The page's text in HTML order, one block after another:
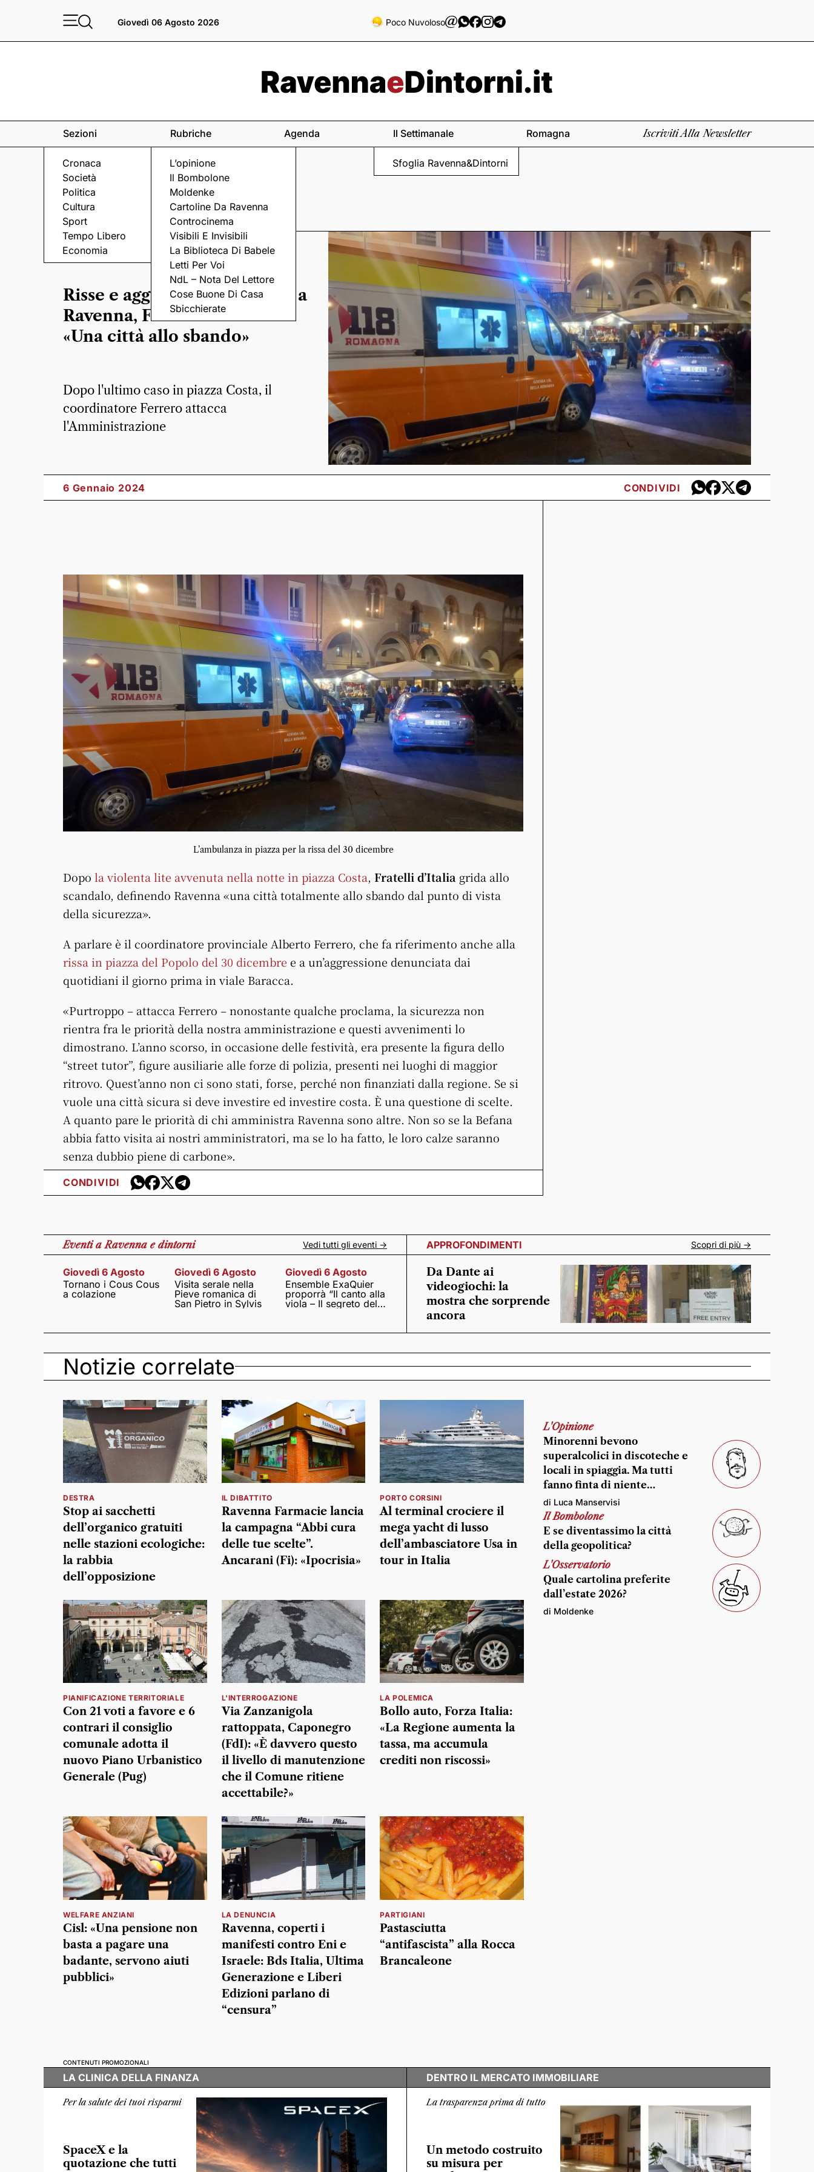
Giovedì 06 Agosto 2026 Poco Nuvoloso
Sezioni
Cronaca
Società
Politica
Cultura
Sport
Tempo Libero
Economia
Rubriche
L’opinione
Il Bombolone
Moldenke
Cartoline Da Ravenna
Controcinema
Visibili E Invisibili
La Biblioteca Di Babele
Letti Per Voi
NdL – Nota Del Lettore
Cose Buone Di Casa
Sbicchierate
Agenda Il Settimanale
Sfoglia Ravenna&Dintorni
Romagna Iscriviti Alla Newsletter
SICUREZZA
Risse e aggressioni in centro a
Ravenna, Fratelli d’Italia:
«Una città allo sbando»
Dopo l'ultimo caso in piazza Costa, il
coordinatore Ferrero attacca
l'Amministrazione
6 Gennaio 2024 CONDIVIDI
L’ambulanza in piazza per la rissa del 30 dicembre
Dopo la violenta lite avvenuta nella notte in piazza Costa, Fratelli d’Italia grida allo
scandalo, definendo Ravenna «una città totalmente allo sbando dal punto di vista
della sicurezza».
A parlare è il coordinatore provinciale Alberto Ferrero, che fa riferimento anche alla
rissa in piazza del Popolo del 30 dicembre e a un’aggressione denunciata dai
quotidiani il giorno prima in viale Baracca.
«Purtroppo – attacca Ferrero – nonostante qualche proclama, la sicurezza non
rientra fra le priorità della nostra amministrazione e questi avvenimenti lo
dimostrano. L’anno scorso, in occasione delle festività, era presente la figura dello
“street tutor”, figure ausiliarie alle forze di polizia, presenti nei luoghi di maggior
ritrovo. Quest’anno non ci sono stati, forse, perché non finanziati dalla regione. Se si
vuole una città sicura si deve investire ed investire costa. È una questione di scelte.
A quanto pare le priorità di chi amministra Ravenna sono altre. Non so se la Befana
abbia fatto visita ai nostri amministratori, ma se lo ha fatto, le loro calze saranno
senza dubbio piene di carbone».
CONDIVIDI
Eventia Ravenna e dintorni Vedi tutti gli eventi ->
Giovedì 6 Agosto
Tornano i Cous Cous
a colazione
Giovedì 6 Agosto
Visita serale nella
Pieve romanica di
San Pietro in Sylvis
Giovedì 6 Agosto
Ensemble ExaQuier
proporrà “Il canto alla
viola – Il segreto del
APPROFONDIMENTI Scopri di più ->
Da Dante ai
videogiochi: la
mostra che sorprende
ancora
Notizie correlate
DESTRA
Stop ai sacchetti
dell’organico gratuiti
nelle stazioni ecologiche:
la rabbia
dell’opposizione
IL DIBATTITO
Ravenna Farmacie lancia
la campagna “Abbi cura
delle tue scelte”.
Ancarani (Fi): «Ipocrisia»
PORTO CORSINI
Al terminal crociere il
mega yacht di lusso
dell’ambasciatore Usa in
tour in Italia
PIANIFICAZIONE TERRITORIALE
Con 21 voti a favore e 6
contrari il consiglio
comunale adotta il
nuovo Piano Urbanistico
Generale (Pug)
L'INTERROGAZIONE
Via Zanzanigola
rattoppata, Caponegro
(FdI): «È davvero questo
il livello di manutenzione
che il Comune ritiene
accettabile?»
LA POLEMICA
Bollo auto, Forza Italia:
«La Regione aumenta la
tassa, ma accumula
crediti non riscossi»
WELFARE ANZIANI
Cisl: «Una pensione non
basta a pagare una
badante, servono aiuti
pubblici»
LA DENUNCIA
Ravenna, coperti i
manifesti contro Eni e
Israele: Bds Italia, Ultima
Generazione e Liberi
Edizioni parlano di
“censura”
PARTIGIANI
Pastasciutta
“antifascista” alla Rocca
Brancaleone
L'Opinione
Minorenni bevono
superalcolici in discoteche e
locali in spiaggia. Ma tutti
fanno finta di niente…
di Luca Manservisi
Il Bombolone
E se diventassimo la città
della geopolitica?
L'Osservatorio
Quale cartolina preferite
dall’estate 2026?
di Moldenke
CONTENUTI PROMOZIONALI
LA CLINICA DELLA FINANZA
Per la salute dei tuoi risparmi
SpaceX e la
quotazione che tutti
DENTRO IL MERCATO IMMOBILIARE
La trasparenza prima di tutto
Un metodo costruito
su misura per